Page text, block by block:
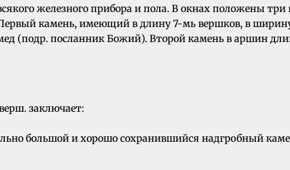
железного прибора и пола. В окнах положены
камень, имеющий в длину 7-мь вершков, в
(подр. посланник Божий). Второй камень в аршин
заключает:
большой и хорошо сохранившийся надгробный